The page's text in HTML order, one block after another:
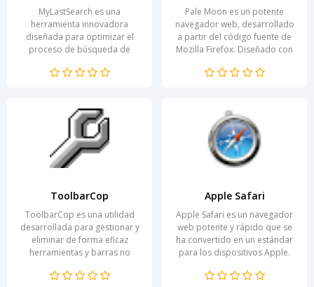
MyLastSearch es una
herramienta innovadora
diseñada para optimizar el
proceso de búsqueda de
Gracias al uso de algoritmos
Pale Moon es un potente
navegador web, desarrollado
a partir del código fuente de
Mozilla Firefox. Diseñado con
personalización,...
ToolbarCop
ToolbarCop es una utilidad
desarrollada para gestionar y
eliminar de forma eficaz
herramientas y barras no
negativamente al...
Apple Safari
Apple Safari es un navegador
web potente y rápido que se
ha convertido en un estándar
para los dispositivos Apple.
rendimiento y...